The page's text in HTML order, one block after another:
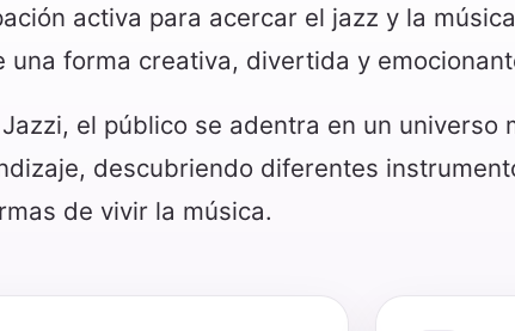
activa para acercar el jazz y la
una forma creativa, divertida y
el público se adentra en un universo
descubriendo diferentes
de vivir la música.